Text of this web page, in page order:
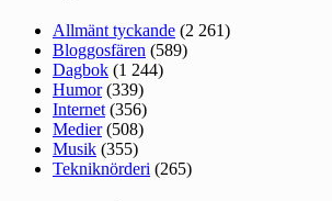
Allmänt tyckande (2 261)
Bloggosfären (589)
Dagbok (1 244)
Humor(339)
Internet (356)
Medier(508)
Musik (355)
Tekniknörderi (265)